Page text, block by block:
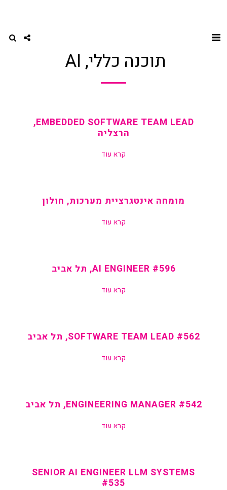
תוכנה כללי, AI
EMBEDDED SOFTWARE TEAM LEAD,
הרצליה
קרא עוד
מומחה אינטגרציית מערכות, חולון
קרא עוד
#596 AI ENGINEER, תל אביב
קרא עוד
#562 SOFTWARE TEAM LEAD, תל אביב
קרא עוד
#542 ENGINEERING MANAGER, תל אביב
קרא עוד
SENIOR AI ENGINEER LLM SYSTEMS
#535